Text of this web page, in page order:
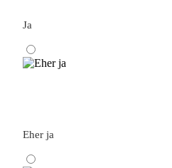
Ja
Eher ja